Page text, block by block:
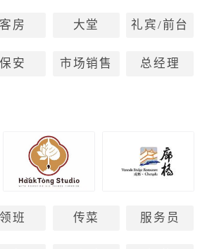
客房 大堂 礼宾/前台
保安 市场销售 总经理
领班 传菜 服务员